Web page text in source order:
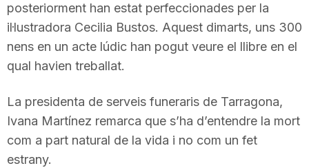
posteriorment han estat perfeccionades per la
il·lustradora Cecilia Bustos. Aquest dimarts, uns 300
nens en un acte lúdic han pogut veure el llibre en el
qual havien treballat.
La presidenta de serveis funeraris de Tarragona,
Ivana Martínez remarca que s’ha d’entendre la mort
com a part natural de la vida i no com un fet
estrany.